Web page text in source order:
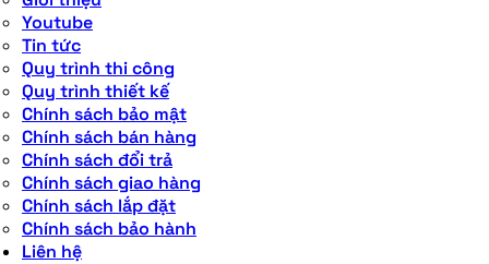
Youtube
Tin tức
Quy trình thi công
Quy trình thiết kế
Chính sách bảo mật
Chính sách bán hàng
Chính sách đổi trả
Chính sách giao hàng
Chính sách lắp đặt
Chính sách bảo hành
Liên hệ